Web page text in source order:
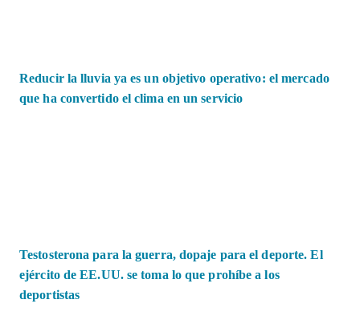
Reducir la lluvia ya es un objetivo operativo: el mercado
que ha convertido el clima en un servicio
Testosterona para la guerra, dopaje para el deporte. El
ejército de EE.UU. se toma lo que prohíbe a los
deportistas